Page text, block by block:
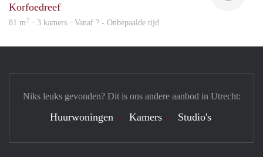
Korfoedreef
81 m2 · 3 kamers · Vanaf ? - Onbepaalde tijd
Niks leuks gevonden? Dit is ons andere aanbod in Utrecht:
Huurwoningen Kamers Studio's